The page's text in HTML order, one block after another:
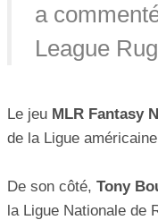
a
League
Le jeu MLR Fantasy
de la Ligue
De son côté, Tony
la Ligue Nationale de